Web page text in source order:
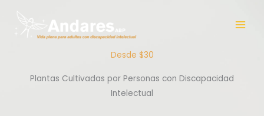
contenido
Desde $30
Plantas Cultivadas por Personas con Discapacidad
Intelectual